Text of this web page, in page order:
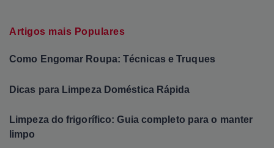
Artigos mais Populares
Como Engomar Roupa: Técnicas e Truques
Dicas para Limpeza Doméstica Rápida
Limpeza do frigorífico: Guia completo para o manter
limpo